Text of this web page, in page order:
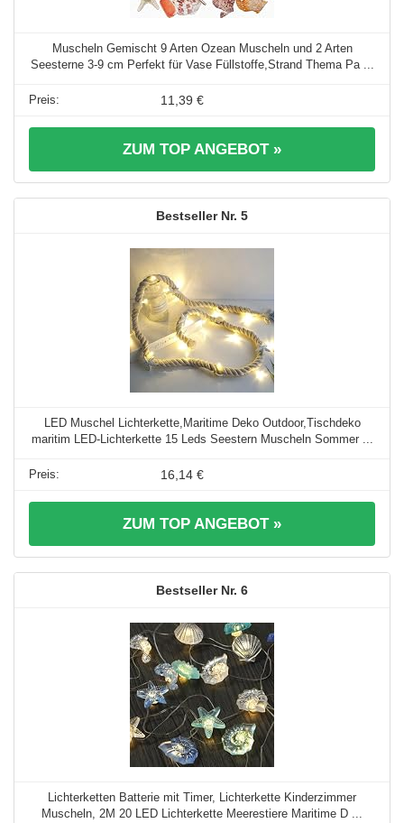
Muscheln Gemischt 9 Arten Ozean Muscheln und 2 Arten
Seesterne 3-9 cm Perfekt für Vase Füllstoffe,Strand Thema Pa ...
11,39 €
ZUM TOP ANGEBOT »
5
LED Muschel Lichterkette,Maritime Deko Outdoor,Tischdeko
maritim LED-Lichterkette 15 Leds Seestern Muscheln Sommer ...
16,14 €
ZUM TOP ANGEBOT »
6
Lichterketten Batterie mit Timer, Lichterkette Kinderzimmer
Muscheln, 2M 20 LED Lichterkette Meerestiere Maritime D ...